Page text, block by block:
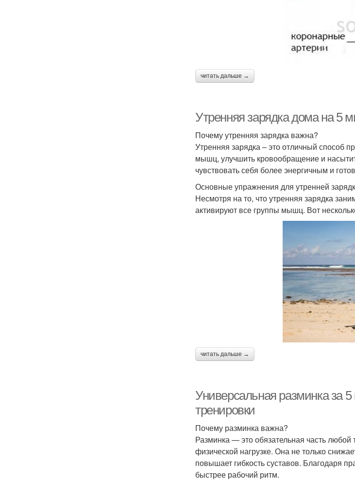
читать дальше →
Утренняя зарядка дома на 5
Почему утренняя зарядка важна?
Утренняя зарядка – это отличный способ
мышц, улучшить кровообращение и
чувствовать себя более энергичным и
Основные упражнения для утренней
Несмотря на то, что утренняя зарядка
активируют все группы мышц. Вот
читать дальше →
Универсальная разминка за
тренировки
Почему разминка важна?
Разминка — это обязательная часть любой
физической нагрузке. Она не только
повышает гибкость суставов. Благодаря
быстрее рабочий ритм.